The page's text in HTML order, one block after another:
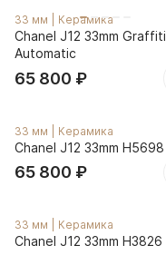
33 мм Керамика
Chanel J12 33mm Graffiti
Automatic
65 800 ₽
33 мм Керамика
Chanel J12 33mm H5698
65 800 ₽
33 мм Керамика
Chanel J12 33mm H3826